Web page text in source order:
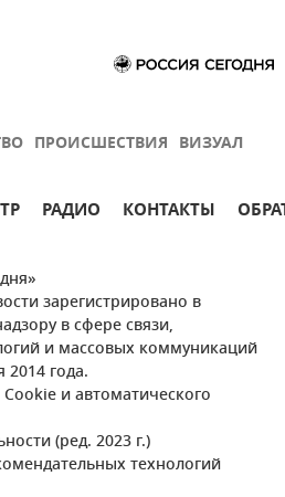
ПРОИСШЕСТВИЯ ВИЗУАЛ
РАДИО КОНТАКТЫ
зарегистрировано в
в сфере связи,
и массовых коммуникаций
2014 года.
и автоматического
(ред. 2023 г.)
технологий